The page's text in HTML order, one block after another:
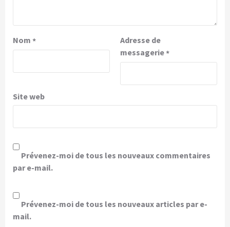
Nom *
Adresse de
messagerie*
Site web
Prévenez-moi de tous les nouveaux commentaires
par e-mail.
Prévenez-moi de tous les nouveaux articles par e-
mail.